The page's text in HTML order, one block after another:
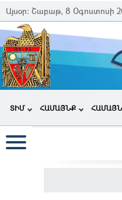
Այսօր: Շաբաթ, 8 Օգոստոսի
ՏԻՄ ՀԱՄԱՅՆՔ